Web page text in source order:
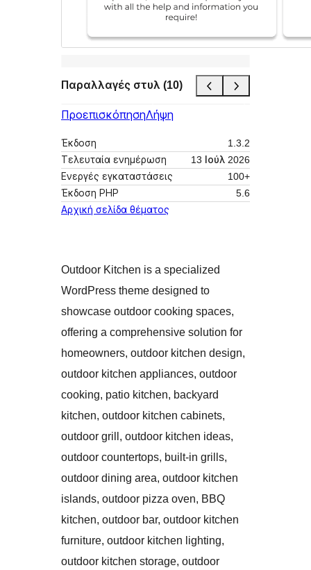
Παραλλαγές στυλ (10)
ΠροεπισκόπησηΛήψη
Έκδοση
1.3.2
Τελευταία ενημέρωση
13 Ιούλ 2026
Ενεργές εγκαταστάσεις
100+
Έκδοση ΡΗΡ
5.6
Αρχική σελίδα θέματος
Outdoor Kitchen is a specialized
WordPress theme designed to
showcase outdoor cooking spaces,
offering a comprehensive solution for
homeowners, outdoor kitchen design,
outdoor kitchen appliances, outdoor
cooking, patio kitchen, backyard
kitchen, outdoor kitchen cabinets,
outdoor grill, outdoor kitchen ideas,
outdoor countertops, built-in grills,
outdoor dining area, outdoor kitchen
islands, outdoor pizza oven, BBQ
kitchen, outdoor bar, outdoor kitchen
furniture, outdoor kitchen lighting,
outdoor kitchen storage, outdoor